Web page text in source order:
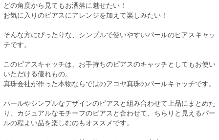
どの角度から見てもお洒落に魅せたい！
お気に入りのピアスにアレンジを加えて楽しみたい！
そんな方にぴったりな、シンプルで使いやすいパールのピアスキャッ
チです。
このピアスキャッチは、お手持ちのピアスのキャッチとしてもお使い
いただける優れもの。
真珠会社が作った本物ならではのアコヤ真珠のパールキャッチです。
パールやシンプルなデザインのピアスと組み合わせて上品にまとめた
り、カジュアルなモチーフのピアスと合わせて、ちらりと見えるパー
ルの程よい品を楽しむのもオススメです。